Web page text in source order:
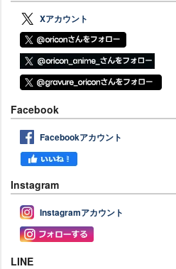
Xアカウント
Facebook
Facebookアカウント
Instagram
Instagramアカウント
LINE